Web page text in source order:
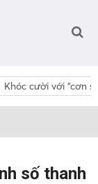
Khóc cười với “cơn
số thanh